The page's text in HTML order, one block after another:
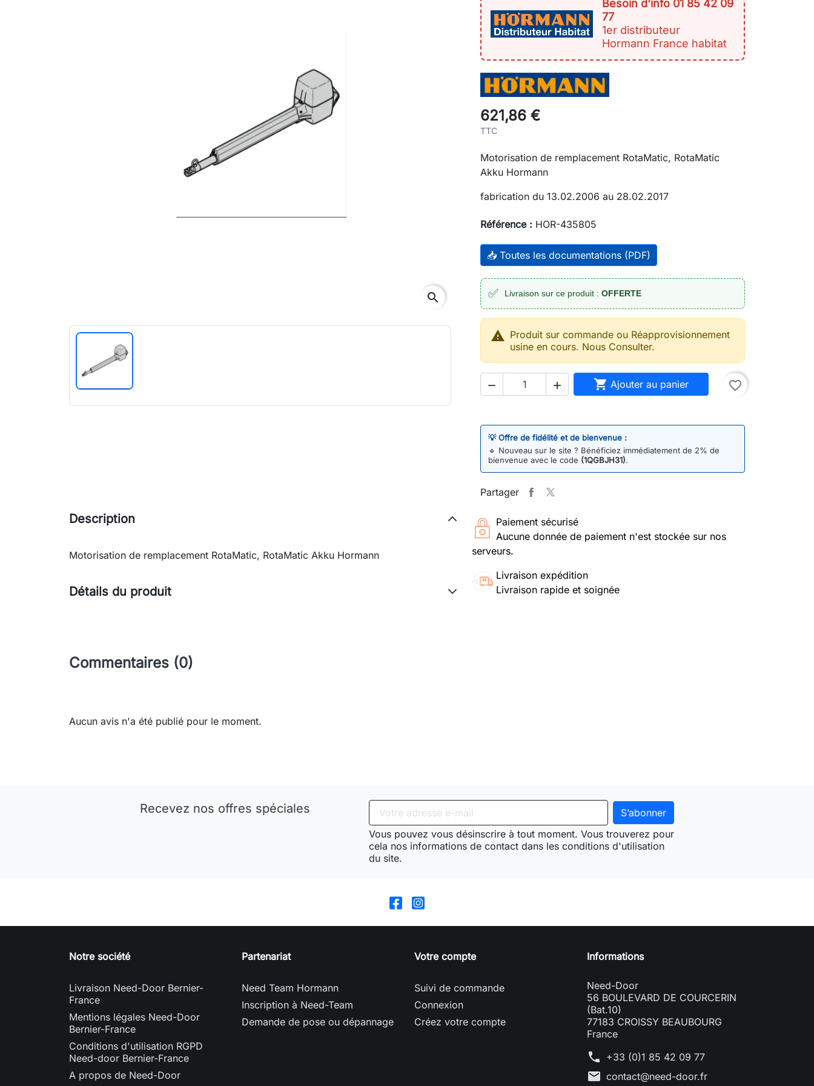
search
Besoin d‘info 01 85 42 09
77
1er distributeur
Hormann France habitat
621,86 €
TTC
Motorisation de remplacement RotaMatic, RotaMatic
Akku Hormann
fabrication du 13.02.2006 au 28.02.2017
Référence : HOR-435805
📥 Toutes les documentations (PDF)
✅ Livraison sur ce produit : OFFERTE
 Produit sur commande ou Réapprovisionnement
usine en cours. Nous Consulter.
   Ajouter au panier favorite_border
💡 Offre de fidélité et de bienvenue :
🔹 Nouveau sur le site ? Bénéficiez immédiatement de 2% de
bienvenue avec le code (1QGBJH31).
Partager
Paiement sécurisé
Aucune donnée de paiement n'est stockée sur nos
serveurs.
Livraison expédition
Livraison rapide et soignée
Description
Motorisation de remplacement RotaMatic, RotaMatic Akku Hormann
Détails du produit
Commentaires (0)
Aucun avis n'a été publié pour le moment.
Recevez nos offres spéciales
Vous pouvez vous désinscrire à tout moment. Vous trouverez pour
cela nos informations de contact dans les conditions d'utilisation
du site.
Notre société
Livraison Need-Door Bernier-
France
Mentions légales Need-Door
Bernier-France
Conditions d'utilisation RGPD
Need-door Bernier-France
A propos de Need-Door
Partenariat
Need Team Hormann
Inscription à Need-Team
Demande de pose ou dépannage
Votre compte
Suivi de commande
Connexion
Créez votre compte
Informations
Need-Door
56 BOULEVARD DE COURCERIN
(Bat.10)
77183 CROISSY BEAUBOURG
France
phone +33 (0)1 85 42 09 77
mail contact@need-door.fr